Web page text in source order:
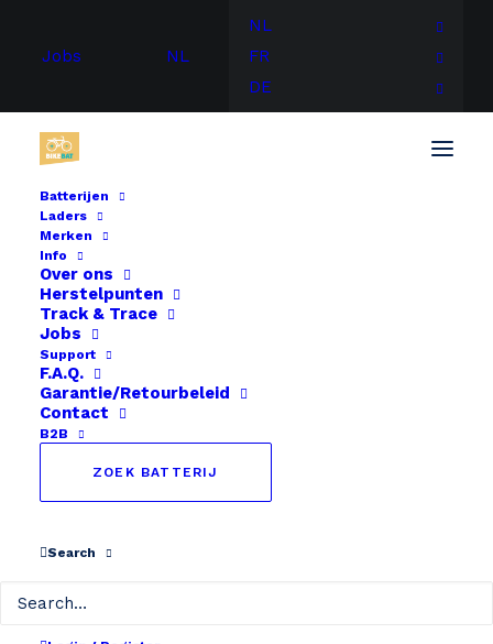
Jobs NL
NL
FR
DE
Batterijen
Laders
Merken
Info
Over ons
Herstelpunten
Track & Trace
Jobs
Support
F.A.Q.
Garantie/Retourbeleid
Contact
B2B
ZOEK BATTERIJ
Search